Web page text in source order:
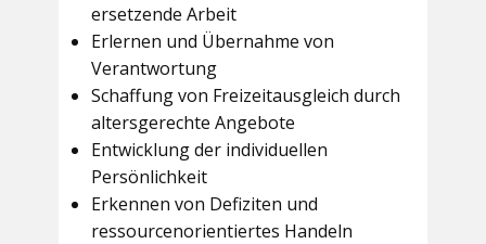
ersetzende Arbeit
Erlernen und Übernahme von
Verantwortung
Schaffung von Freizeitausgleich durch
altersgerechte Angebote
Entwicklung der individuellen
Persönlichkeit
Erkennen von Defiziten und
ressourcenorientiertes Handeln